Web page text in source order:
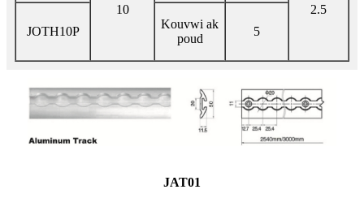
10
2.5
JOTH10P
Kouvwi ak
poud
5
JAT01